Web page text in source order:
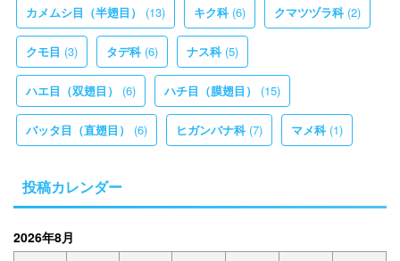
カメムシ目（半翅目） (13) キク科(6) クマツヅラ科(2)
クモ目 (3) タデ科(6) ナス科(5)
ハエ目（双翅目） (6) ハチ目（膜翅目） (15)
バッタ目（直翅目） (6) ヒガンバナ科(7) マメ科(1)
投稿カレンダー
2026年8月